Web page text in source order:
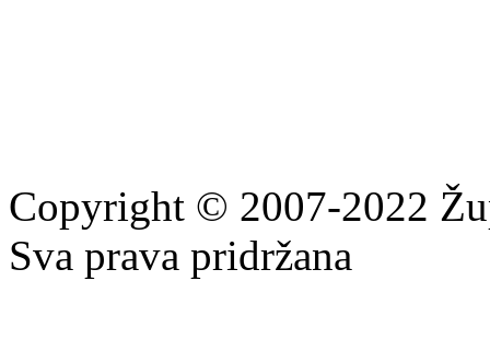
Copyright © 2007-2022
Sva prava pridržana